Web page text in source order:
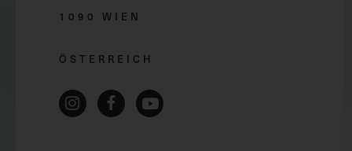
1090 WIEN
ÖSTERREICH